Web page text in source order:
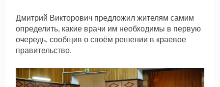
Дмитрий Викторович предложил жителям самим
определить, какие врачи им необходимы в первую
очередь, сообщив о своём решении в краевое
правительство.